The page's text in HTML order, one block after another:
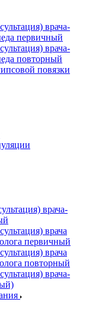
врача-
первичный
врача-
повторный
повязки
врача-
врача
первичный
врача
повторный
врача-